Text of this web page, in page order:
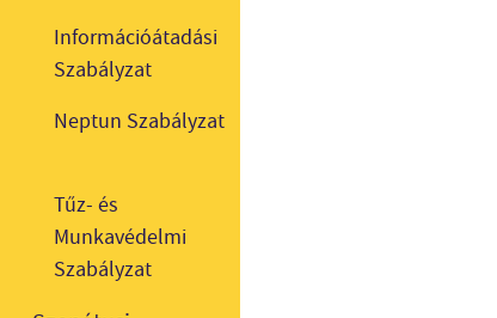
Információátadási
Szabályzat
Neptun Szabályzat
Tűz- és
Munkavédelmi
Szabályzat